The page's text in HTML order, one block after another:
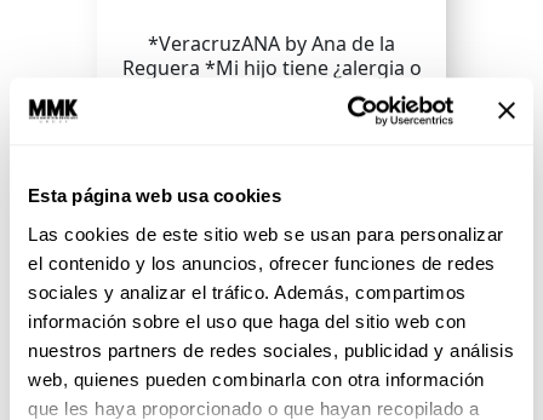
Esta página web usa cookies
Las cookies de este sitio web se usan para personalizar
el contenido y los anuncios, ofrecer funciones de redes
sociales y analizar el tráfico. Además, compartimos
información sobre el uso que haga del sitio web con
nuestros partners de redes sociales, publicidad y análisis
web, quienes pueden combinarla con otra información
que les haya proporcionado o que hayan recopilado a
*VeracruzANA by Ana de la
Reguera *Mi hijo tiene ¿alergia o
infección? *¿Cómo construir el
BUEN amor con tu pareja?
SEGUIR LEYENDO